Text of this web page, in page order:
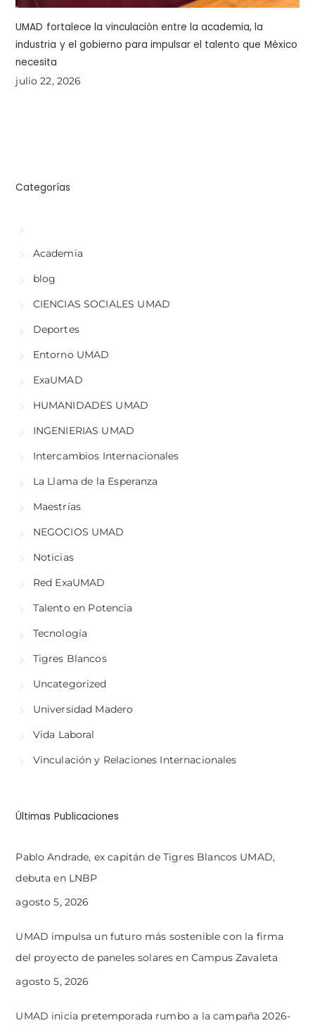
UMAD fortalece la vinculación entre la academia, la
industria y el gobierno para impulsar el talento que México
necesita
julio 22, 2026
Categorías
Academia
blog
CIENCIAS SOCIALES UMAD
Deportes
Entorno UMAD
ExaUMAD
HUMANIDADES UMAD
INGENIERIAS UMAD
Intercambios Internacionales
La Llama de la Esperanza
Maestrías
NEGOCIOS UMAD
Noticias
Red ExaUMAD
Talento en Potencia
Tecnología
Tigres Blancos
Uncategorized
Universidad Madero
Vida Laboral
Vinculación y Relaciones Internacionales
Últimas Publicaciones
Pablo Andrade, ex capitán de Tigres Blancos UMAD,
debuta en LNBP
agosto 5, 2026
UMAD impulsa un futuro más sostenible con la firma
del proyecto de paneles solares en Campus Zavaleta
agosto 5, 2026
UMAD inicia pretemporada rumbo a la campaña 2026-